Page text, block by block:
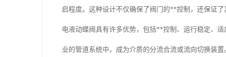
启程度。这种设计不仅确保了阀门的**控制，还保证了
电液动蝶阀具有许多优势，包括**控制、运行稳定、
业的管道系统中，成为介质的分流合流或流向切换装